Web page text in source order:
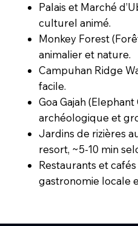
Palais et Marché
culturel animé.
Monkey Forest
animalier et nature.
Campuhan Ridge
facile.
Goa Gajah
archéologique et
Jardins de rizières
resort, ~5-10 min
Restaurants et
gastronomie locale